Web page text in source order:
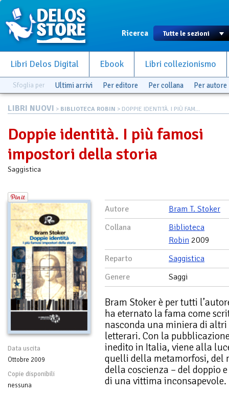
Ricerca
Libri Delos Digital Ebook Libri collezionismo
Sfoglia per Ultimi arrivi Per editore Per collana Per autore
LIBRI NUOVI > BIBLIOTECA ROBIN > DOPPIE IDENTITÀ. I PIÙ FAM...
Doppie identità. I più famosi
impostori della storia
Saggistica
Data uscita
Ottobre 2009
Copie disponibili
nessuna
Autore
Bram T. Stoker
Collana
Biblioteca
Robin 2009
Reparto
Saggistica
Genere
Saggi
Bram Stoker è per tutti
ha eternato la fama come
nasconda una miniera di
letterari. Con la
inedito in Italia, viene alla
quelli della metamorfosi, del
della coscienza – del doppio
di una vittima inconsapevole.